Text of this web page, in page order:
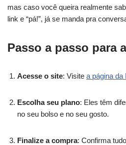
mas caso você queira realmente
link e “pá!”, já se manda pra
Passo a passo para
Acesse o site: Visite a página da
Escolha seu plano: Eles têm
no seu bolso e no seu gosto.
Finalize a compra: Confirma